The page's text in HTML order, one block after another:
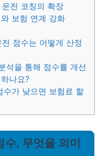
전 코칭의 확장
보험 연계 강화
점수는 어떻게 산정
석을 통해 점수를 개선
나요?
수가 낮으면 보험료 할
, 무엇을 의미